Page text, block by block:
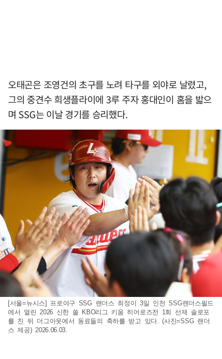
오태곤은 조영건의 초구를 노려 타구를 외야로 날렸고,
그의 중견수 희생플라이에 3루 주자 홍대인이 홈을 밟으
며 SSG는 이날 경기를 승리했다.
[서울=뉴시스] 프로야구 SSG 랜더스 최정이 3일 인천 SSG랜더스필드
에서 열린 2026 신한 쏠 KBO리그 키움 히어로즈전 1회 선제 솔로포
를 친 뒤 더그아웃에서 동료들의 축하를 받고 있다. (사진=SSG 랜더
스 제공) 2026.06.03.